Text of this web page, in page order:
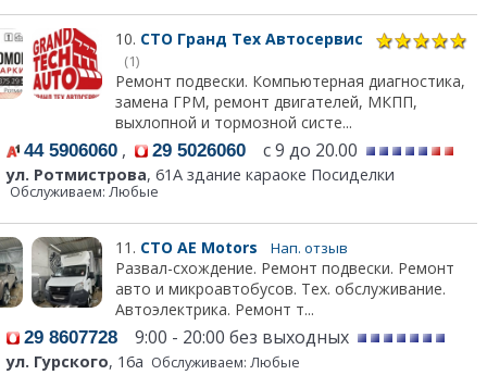
10. СТО Гранд Тех Автосервис
(1)
Ремонт подвески. Компьютерная диагностика,
замена ГРМ, ремонт двигателей, МКПП,
выхлопной и тормозной систе...
44 5906060 , 29 5026060 с 9 до 20.00
ул. Ротмистрова, 61А здание караоке Посиделки
Обслуживаем: Любые
11. СТО АЕ Моtors Нап. отзыв
Развал-схождение. Ремонт подвески. Ремонт
авто и микроавтобусов. Тех. обслуживание.
Автоэлектрика. Ремонт т...
29 8607728 9:00 - 20:00 без выходных
ул. Гурского, 16а Обслуживаем: Любые